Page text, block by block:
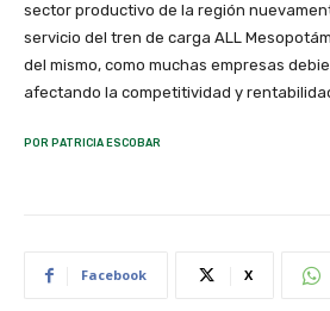
sector productivo de la región
servicio del tren de carga ALL
del mismo, como muchas empresas
afectando la competitividad y
POR PATRICIA ESCOBAR
Facebook X